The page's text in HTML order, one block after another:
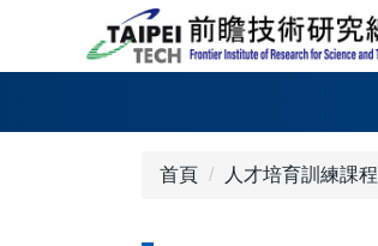
主
內
首頁 人才培育訓練課程